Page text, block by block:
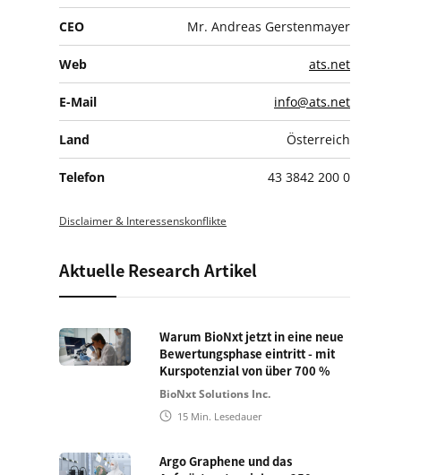
CEO Mr. Andreas Gerstenmayer
Web ats.net
E-Mail info@ats.net
Land Österreich
Telefon 43 3842 200 0
Disclaimer & Interessenskonflikte
Aktuelle Research Artikel
Warum BioNxt jetzt in eine neue
Bewertungsphase eintritt - mit
Kurspotenzial von über 700 %
BioNxt Solutions Inc.
15 Min. Lesedauer
Argo Graphene und das